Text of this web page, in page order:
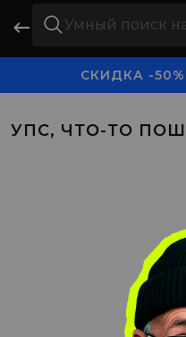
СКИДКА -
УПС, ЧТО-ТО